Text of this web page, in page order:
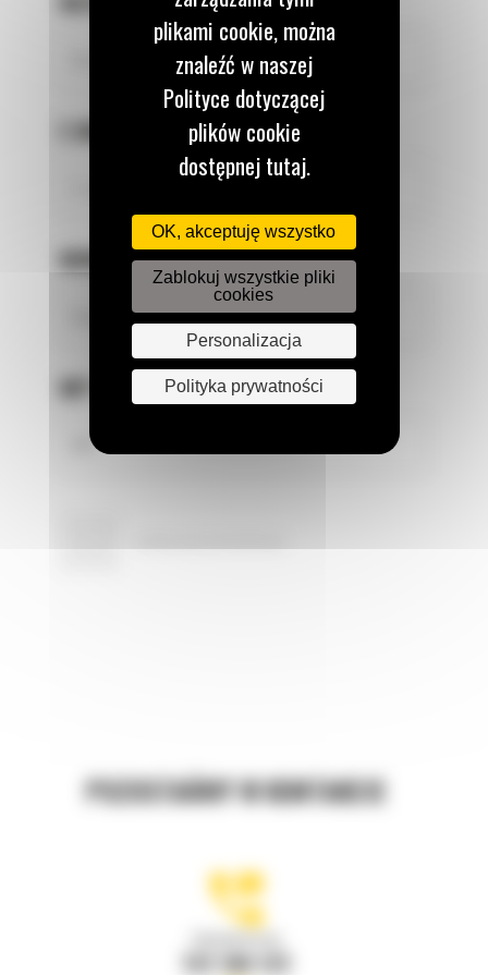
E-MAIL
NUMER TELEFONU*
NIP FIRMY
POZOSTAŃMY W KONTAKCIE
Zadzwoń do nas
122 100 122
plikami cookie, można
znaleźć w naszej
Polityce dotyczącej
plików cookie
dostępnej tutaj.
OK, akceptuję wszystko
Zablokuj wszystkie pliki
cookies
Personalizacja
Polityka prywatności